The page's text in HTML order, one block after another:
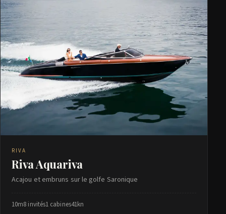
RIVA
Riva Aquariva
Acajou et embruns sur le golfe Saronique
10m8 invités1 cabines41kn